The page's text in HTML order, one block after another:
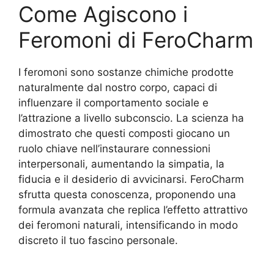
Come Agiscono i
Feromoni di FeroCharm
I feromoni sono sostanze chimiche prodotte
naturalmente dal nostro corpo, capaci di
influenzare il comportamento sociale e
l’attrazione a livello subconscio. La scienza ha
dimostrato che questi composti giocano un
ruolo chiave nell’instaurare connessioni
interpersonali, aumentando la simpatia, la
fiducia e il desiderio di avvicinarsi. FeroCharm
sfrutta questa conoscenza, proponendo una
formula avanzata che replica l’effetto attrattivo
dei feromoni naturali, intensificando in modo
discreto il tuo fascino personale.